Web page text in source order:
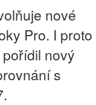
nové
Pro. I proto
nový
s